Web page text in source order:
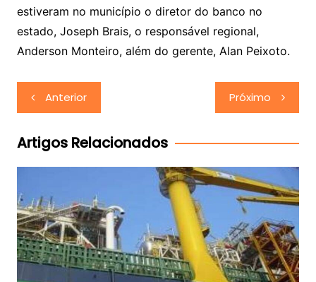
estiveram no município o diretor do banco no
estado, Joseph Brais, o responsável regional,
Anderson Monteiro, além do gerente, Alan Peixoto.
Navegação
de
Post
Anterior Próximo
Artigos Relacionados